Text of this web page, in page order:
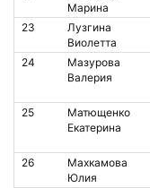
Марина
23
Лузгина
Виолетта
24
Мазурова
Валерия
25
Матющенко
Екатерина
26
Махкамова
Юлия